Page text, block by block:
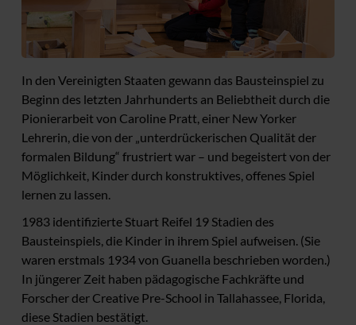
In den Vereinigten Staaten gewann das Bausteinspiel zu
Beginn des letzten Jahrhunderts an Beliebtheit durch die
Pionierarbeit von Caroline Pratt, einer New Yorker
Lehrerin, die von der „unterdrückerischen Qualität der
formalen Bildung“ frustriert war – und begeistert von der
Möglichkeit, Kinder durch konstruktives, offenes Spiel
lernen zu lassen.
1983 identifizierte Stuart Reifel 19 Stadien des
Bausteinspiels, die Kinder in ihrem Spiel aufweisen. (Sie
waren erstmals 1934 von Guanella beschrieben worden.)
In jüngerer Zeit haben pädagogische Fachkräfte und
Forscher der Creative Pre-School in Tallahassee, Florida,
diese Stadien bestätigt.